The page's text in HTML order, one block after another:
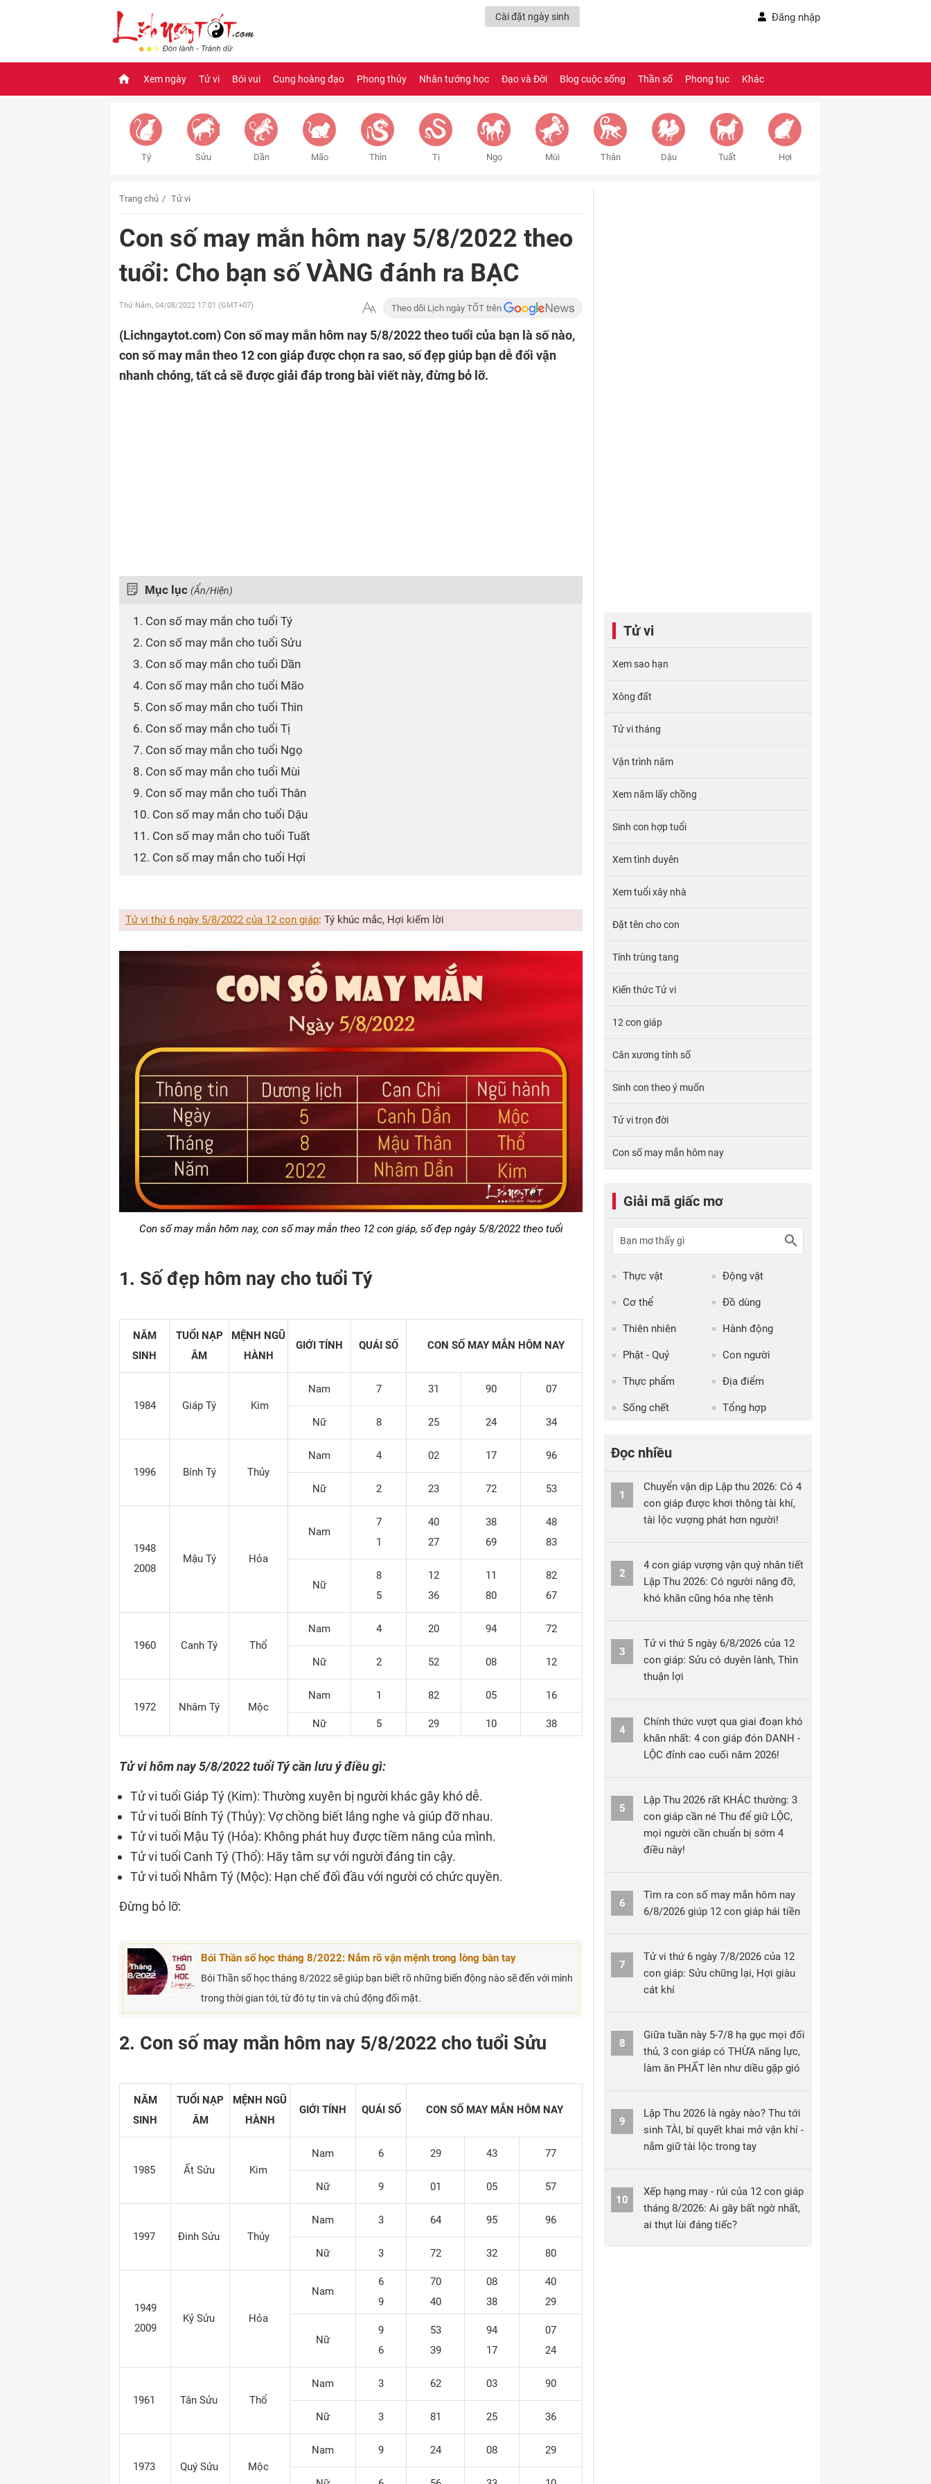
Cài đặt ngày sinh Đăng nhập
Xem ngày Tử vi Bói vui Cung hoàng đạo Phong thủy Nhân tướng học Đạo và Đời Blog cuộc sống Thần số Phong tục Khác
Tý Sửu Dần Mão Thìn Tị Ngọ Mùi Thân Dậu Tuất Hợi
Trang chủ Tử vi
Con số may mắn hôm nay 5/8/2022 theo
tuổi: Cho bạn số VÀNG đánh ra BẠC
Thứ Năm, 04/08/2022 17:01 (GMT+07) Theo dõi Lịch ngày TỐT trên
(Lichngaytot.com)Con số may mắn hôm nay 5/8/2022 theo tuổi của bạn là số nào,
con số may mắn theo 12 con giáp được chọn ra sao, số đẹp giúp bạn dễ đổi vận
nhanh chóng, tất cả sẽ được giải đáp trong bài viết này, đừng bỏ lỡ.
Mục lục (Ẩn/Hiện)
1. Con số may mắn cho tuổi Tý
2. Con số may mắn cho tuổi Sửu
3. Con số may mắn cho tuổi Dần
4. Con số may mắn cho tuổi Mão
5. Con số may mắn cho tuổi Thìn
6. Con số may mắn cho tuổi Tị
7. Con số may mắn cho tuổi Ngọ
8. Con số may mắn cho tuổi Mùi
9. Con số may mắn cho tuổi Thân
10. Con số may mắn cho tuổi Dậu
11. Con số may mắn cho tuổi Tuất
12. Con số may mắn cho tuổi Hợi
Tử vi thứ 6 ngày 5/8/2022 của 12 con giáp: Tý khúc mắc, Hợi kiếm lời
Con số may mắn hôm nay, con số may mắn theo 12 con giáp, số đẹp ngày 5/8/2022 theo tuổi
1. Số đẹp hôm nay cho tuổi Tý
NĂM
SINH
TUỔI NẠP
ÂM
MỆNH NGŨ
HÀNH
GIỚI TÍNH QUÁI SỐ CON SỐ MAY MẮN HÔM NAY
1984 Giáp Tý Kim
Nam 7 31 90 07
Nữ 8 25 24 34
1996 Bính Tý Thủy
Nam 4 02 17 96
Nữ 2 23 72 53
1948
2008
Mậu Tý Hỏa
Nam
7
1
40
27
38
69
48
83
Nữ
8
5
12
36
11
80
82
67
1960 Canh Tý Thổ
Nam 4 20 94 72
Nữ 2 52 08 12
1972 Nhâm Tý Mộc
Nam 1 82 05 16
Nữ 5 29 10 38
Tử vi hôm nay 5/8/2022 tuổi Tý cần lưu ý điều gì:
Tử vi tuổi Giáp Tý (Kim): Thường xuyên bị người khác gây khó dễ.
Tử vi tuổi Bính Tý (Thủy): Vợ chồng biết lắng nghe và giúp đỡ nhau.
Tử vi tuổi Mậu Tý (Hỏa): Không phát huy được tiềm năng của mình.
Tử vi tuổi Canh Tý (Thổ): Hãy tâm sự với người đáng tin cậy.
Tử vi tuổi Nhâm Tý (Mộc): Hạn chế đối đầu với người có chức quyền.
Đừng bỏ lỡ:
Bói Thần số học tháng 8/2022: Nắm rõ vận mệnh trong lòng bàn tay
Bói Thần số học tháng 8/2022 sẽ giúp bạn biết rõ những biến động nào sẽ đến với mình
trong thời gian tới, từ đó tự tin và chủ động đối mặt.
2. Con số may mắn hôm nay 5/8/2022 cho tuổi Sửu
NĂM
SINH
TUỔI NẠP
ÂM
MỆNH NGŨ
HÀNH
GIỚI TÍNH QUÁI SỐ CON SỐ MAY MẮN HÔM NAY
1985 Ất Sửu Kim
Nam 6 29 43 77
Nữ 9 01 05 57
1997 Đinh Sửu Thủy
Nam 3 64 95 96
Nữ 3 72 32 80
1949
2009
Kỷ Sửu Hỏa
Nam
6
9
70
40
08
38
40
29
Nữ
9
6
53
39
94
17
07
24
1961 Tân Sửu Thổ
Nam 3 62 03 90
Nữ 3 81 25 36
1973 Quý Sửu Mộc
Nam 9 24 08 29
Tử vi
Xem sao hạn
Xông đất
Tử vi tháng
Vận trình năm
Xem năm lấy chồng
Sinh con hợp tuổi
Xem tình duyên
Xem tuổi xây nhà
Đặt tên cho con
Tính trùng tang
Kiến thức Tử vi
12 con giáp
Cân xương tính số
Sinh con theo ý muốn
Tử vi trọn đời
Con số may mắn hôm nay
Giải mã giấc mơ
Thực vật Động vật
Cơ thể Đồ dùng
Thiên nhiên Hành động
Phật - Quỷ Con người
Thực phẩm Địa điểm
Sống chết Tổng hợp
Đọc nhiều
1
Chuyển vận dịp Lập thu 2026: Có 4
con giáp được khơi thông tài khí,
tài lộc vượng phát hơn người!
2
4 con giáp vượng vận quý nhân tiết
Lập Thu 2026: Có người nâng đỡ,
khó khăn cũng hóa nhẹ tênh
3
Tử vi thứ 5 ngày 6/8/2026 của 12
con giáp: Sửu có duyên lành, Thìn
thuận lợi
4
Chính thức vượt qua giai đoạn khó
khăn nhất: 4 con giáp đón DANH -
LỘC đỉnh cao cuối năm 2026!
5
Lập Thu 2026 rất KHÁC thường: 3
con giáp cần né Thu để giữ LỘC,
mọi người cần chuẩn bị sớm 4
điều này!
6
Tìm ra con số may mắn hôm nay
6/8/2026 giúp 12 con giáp hái tiền
7
Tử vi thứ 6 ngày 7/8/2026 của 12
con giáp: Sửu chững lại, Hợi giàu
cát khí
8
Giữa tuần này 5-7/8 hạ gục mọi đối
thủ, 3 con giáp có THỪA năng lực,
làm ăn PHẤT lên như diều gặp gió
9
Lập Thu 2026 là ngày nào? Thu tới
sinh TÀI, bí quyết khai mở vận khí -
nắm giữ tài lộc trong tay
10
Xếp hạng may - rủi của 12 con giáp
tháng 8/2026: Ai gây bất ngờ nhất,
ai thụt lùi đáng tiếc?